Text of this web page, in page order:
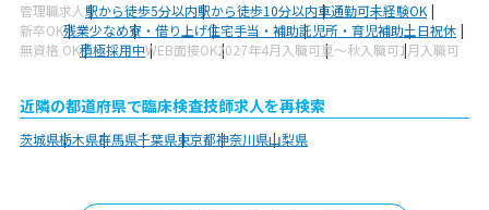
管理職求人駅から徒歩5分以内駅から徒歩10分以内車通勤可未経験OK
新卒OK残業少なめ寮・借り上げ住宅手当・補助託児所・育児補助土日祝休
無資格 OK積極採用中WEB面接OK2027年4月入職可夏～秋入職可1月入職可
近隣の都道府県で臨床検査技師求人を再検索
茨城県栃木県群馬県千葉県東京都神奈川県山梨県